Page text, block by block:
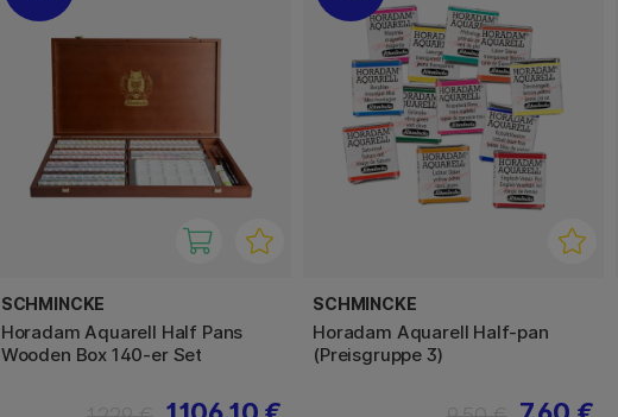
SCHMINCKE
Horadam Aquarell Half Pans
Wooden Box 140-er Set
SCHMINCKE
Horadam Aquarell Half-pan
(Preisgruppe 3)